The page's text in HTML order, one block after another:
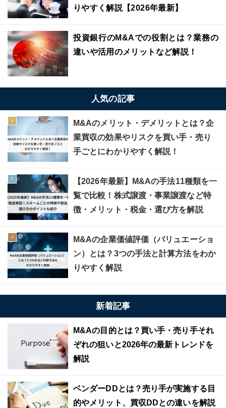
りやすく解説【2026年最新】
投資銀行のM&Aでの役割とは？業務の
違いや活用のメリットなど解説！
人気の記事
M&Aのメリット・デメリットとは？企
業買収の効果やリスクを買い手・売り
手ごとにわかりやすく解説！
【2026年最新】M&Aの手法11種類を一
覧で比較！株式譲渡・事業譲渡など特
徴・メリット・税金・選び方を解説
M&Aの企業価値評価（バリュエーショ
ン）とは？3つの手法と計算方法をわか
りやすく解説
新着記事
M&Aの目的とは？買い手・売り手それ
ぞれの狙いと2026年の最新トレンドを
解説
ベンダーDDとは？売り手が実施する目
的やメリット、買収DDとの違いを解説